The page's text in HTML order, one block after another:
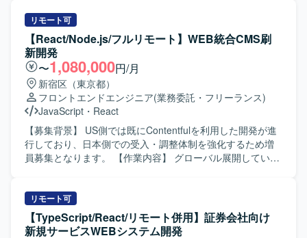
トエンドからバックエンドまで幅広い実装経験を積むこと
ができます。 デザイナーと密に連携しながら、コンテンツ
企画から実装まで一貫して関われるため、裁量を持ってサ
イト改善に貢献していただけます。 【開発環境】 HTML /
CSS / JavaScript / React / TypeScript を用いたフロントエ
ンド・バックエンド開発環境です。 WordPress をはじめと
した各種CMSを利用したサイト運用を行っております。 タ
スク管理にはSlackおよびGoogleスプレッドシートを使用し
ております。
ーおよびソースコードレビューがメインとなります。ま
た、若手エンジニアの成果物レビューや、必要に応じて基
礎知識のレクチャーなども行っていただきます。 【求める
人物像】 Reactを用いた開発経験だけでなく、設計やソー
スコードレビューの経験を活かし、品質向上に主体的に取
り組んでいただける方を求めております。若手メンバーへ
の技術的なフォローやレクチャーにも前向きに取り組んで
いただける方が望ましいです。 【ポジションの魅力】 既存
システムのReact化というモダンな技術スタックへの移行プ
ロジェクトに参画いただけます。レビュー業務が中心とな
るため、これまでのReact設計・レビューの経験を活かしつ
を用いたWebアプリケーション開発環境となります。
リモート可
【React/Node.js/フルリモート】WEB統合CMS刷
新開発
〜1,080,000円/月
新宿区（東京都）
フロントエンドエンジニア(業務委託・フリーランス)
JavaScript ・ React
【募集背景】 US側では既にContentfulを利用した開発が進
行しており、日本側での受入・調整体制を強化するため増
員募集となります。 【作業内容】 グローバル展開している
CMS（Contentful）へ統一するプロジェクトに参画いただき
ます。 日本側HQとしてUSチームとの調整、受入対応、各
事業部との調整およびReact/Node.jsを用いた開発・改修を
リモート可
【TypeScript/React/リモート併用】証券会社向け
新規サービスWEBシステム開発